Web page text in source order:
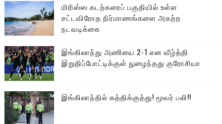
மிரிஸ்ஸ கடற்கரைப் பகுதியில் உள்ள
சட்டவிரோத நிர்மாணங்களை அகற்ற
நடவடிக்கை
இங்கிலாந்து அணியை 2-1 என வீழ்த்தி
இறுதிப்போட்டிக்குள் நுழைந்தது குரோசியா
இங்கிலாந்தில் கத்திக்குத்து! மூவர் பலி!!